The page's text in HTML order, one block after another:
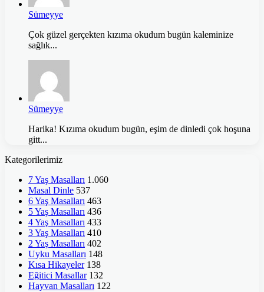
Sümeyye
Çok güzel gerçekten kızıma okudum bugün kaleminize
sağlık...
Sümeyye
Harika! Kızıma okudum bugün, eşim de dinledi çok hoşuna
gitt...
Kategorilerimiz
7 Yaş Masalları 1.060
Masal Dinle 537
6 Yaş Masalları 463
5 Yaş Masalları 436
4 Yaş Masalları 433
3 Yaş Masalları 410
2 Yaş Masalları 402
Uyku Masalları 148
Kısa Hikayeler 138
Eğitici Masallar 132
Hayvan Masalları 122